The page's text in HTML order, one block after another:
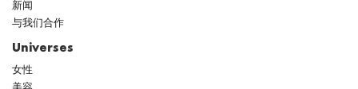
新闻
与我们合作
Universes
女性